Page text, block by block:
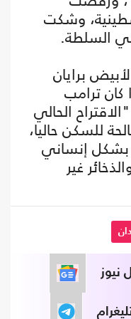
وشكت
السلطة.
برايان
كان ترامب
الحالي
للسكن حاليا،
بشكل إنساني
غير
نيوز